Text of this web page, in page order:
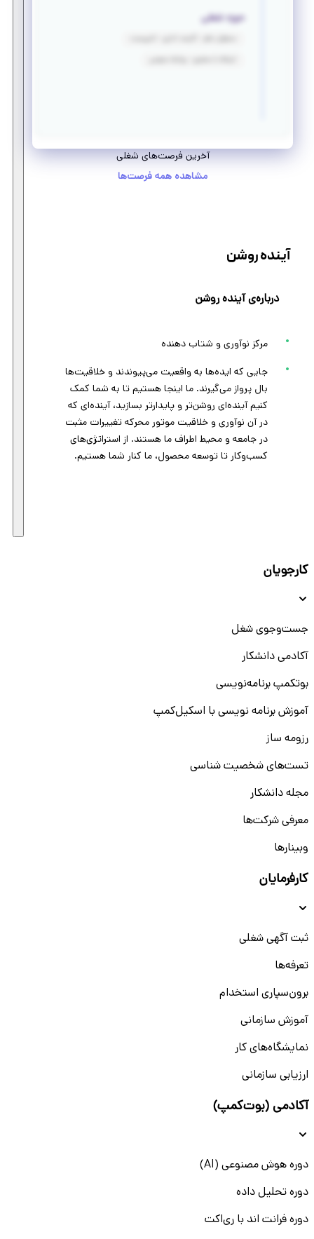
حوزه شغلی
آخرین فرصت‌های شغلی
مشاهده همه فرصت‌ها
آینده روشن
درباره‌ی آینده روشن
مرکز نوآوری و شتاب دهنده
جایی که ایده‌ها به واقعیت می‌پیوندند و خلاقیت‌ها
بال پرواز می‌گیرند. ما اینجا هستیم تا به شما کمک
کنیم آینده‌ای روشن‌تر و پایدارتر بسازید، آینده‌ای که
در آن نوآوری و خلاقیت موتور محرکه تغییرات مثبت
در جامعه و محیط اطراف ما هستند. از استراتژی‌های
کسب‌وکار تا توسعه محصول، ما کنار شما هستیم.
کارجویان
جست‌و‌جوی شغل
آکادمی دانشکار
بوتکمپ برنامه‌نویسی
آموزش برنامه نویسی با اسکیل‌کمپ
رزومه ساز
تست‌های شخصیت شناسی
مجله دانشکار
معرفی شرکت‌ها
وبینار‌‌ها
کارفرمایان
ثبت آگهی شغلی
تعرفه‌ها
برون‌سپاری استخدام
آموزش سازمانی
نمایشگاه‌های کار
ارزیابی سازمانی
آکادمی (بوت‌کمپ)
دوره هوش مصنوعی (AI)
دوره تحلیل داده
دوره فرانت اند با ری‌اکت